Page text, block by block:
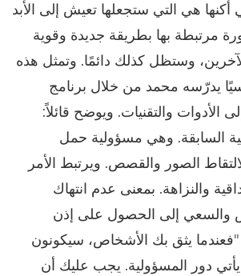
أكنها هي التي ستجعلها تعيش إلى الأبد
مرتبطة بها بطريقة جديدة وقوية
وستظل كذلك دائمًا. وتمثل هذه
يدرّسه محمد من خلال برنامج
الأدوات والتقنيات. ويوضح قائلاً:
السابقة. وهي مسؤولية حمل
الصور والقصص. ويرتبط الأمر
والنزاهة. بمعنى عدم انتهاك
والسعي إلى الحصول على إذن
"فعندما يثق بك الأشخاص، سيكونون
دور المسؤولية. يجب عليك أن